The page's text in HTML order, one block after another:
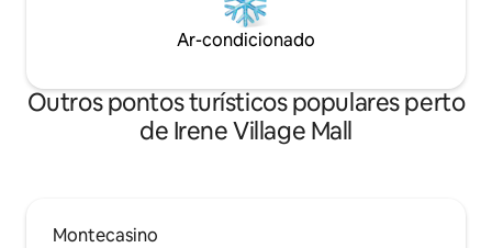
Ar-condicionado
Outros pontos turísticos populares perto
de Irene Village Mall
Montecasino